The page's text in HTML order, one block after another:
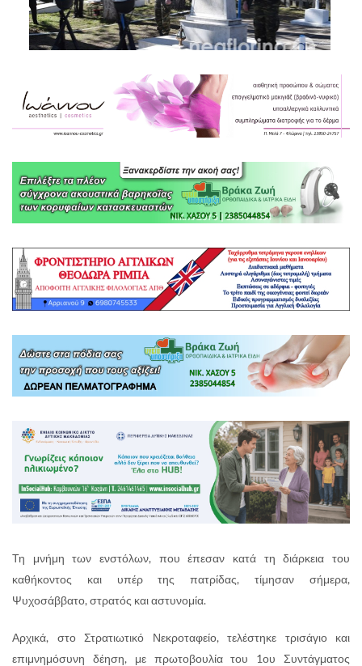
Τη μνήμη των ενστόλων, που έπεσαν κατά τη διάρκεια του
καθήκοντος και υπέρ της πατρίδας, τίμησαν σήμερα,
Ψυχοσάββατο, στρατός και αστυνομία.
Αρχικά, στο Στρατιωτικό Νεκροταφείο, τελέστηκε τρισάγιο και
επιμνημόσυνη δέηση, με πρωτοβουλία του 1ου Συντάγματος